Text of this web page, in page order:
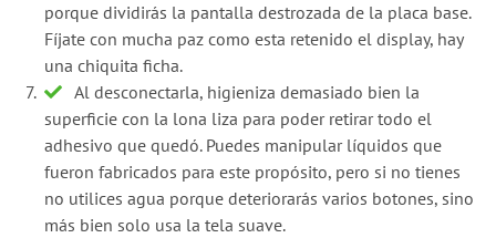
porque dividirás la pantalla destrozada de la placa base.
Fíjate con mucha paz como esta retenido el display, hay
una chiquita ficha.
Al desconectarla, higieniza demasiado bien la
superficie con la lona liza para poder retirar todo el
adhesivo que quedó. Puedes manipular líquidos que
fueron fabricados para este propósito, pero si no tienes
no utilices agua porque deteriorarás varios botones, sino
más bien solo usa la tela suave.